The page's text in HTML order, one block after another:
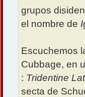
grupos
el nombre de
Escuchemos
Cubbage, en
: Tridentine
secta de